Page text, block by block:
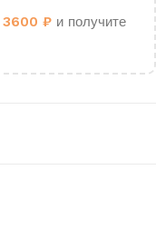
3600 ₽ и получите